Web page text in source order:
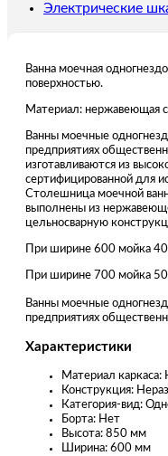
Электрические
Ванна моечная
поверхностью.
Материал: нержавеющая
Ванны моечные
предприятиях
изготавливаются из
сертифицированной для
Столешница моечной
выполнены из
цельносварную
При ширине 600 мойка
При ширине 700 мойка
Ванны моечные
предприятиях
Характеристики
Материал
Конструкция:
Категория-вид:
Борта: Нет
Высота: 850 мм
Ширина: 600 мм